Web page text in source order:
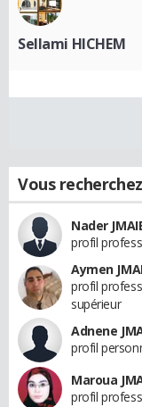
Sellami HICHEM
Vous
Nader
profil
Aymen
profil
supérieur
Adnene
profil
Maroua
profil